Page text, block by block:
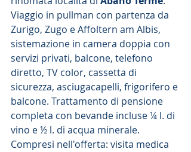
Viaggio in pullman con partenza da
Zurigo, Zugo e Affoltern am Albis,
sistemazione in camera doppia con
servizi privati, balcone, telefono
diretto, TV color, cassetta di
sicurezza, asciugacapelli, frigorifero e
balcone. Trattamento di pensione
completa con bevande incluse ¼ l. di
vino e ½ l. di acqua minerale.
Compresi nell'offerta: visita medica